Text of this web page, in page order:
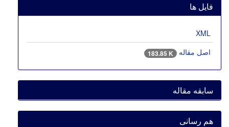
فایل ها
XML
اصل مقاله
183.85 K
سابقه مقاله
هم رسانی